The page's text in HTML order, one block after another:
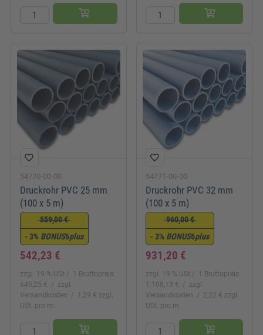
54770-00-00
Druckrohr PVC 25 mm
(100 x 5 m)
559,00 €
- 3% BONUS6plus
542,23 €
zzgl. 19 % USt
1 Bruttopreis:
645,25 €
zzgl.
Versandkosten
1,29 € zzgl.
USt. pro m
54771-00-00
Druckrohr PVC 32 mm
(100 x 5 m)
960,00 €
- 3% BONUS6plus
931,20 €
zzgl. 19 % USt
1 Bruttopreis:
1.108,13 €
zzgl.
Versandkosten
2,22 € zzgl.
USt. pro m